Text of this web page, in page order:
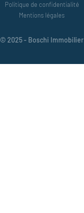
Politique de confidentialité
Mentions légales
© 2025 - Boschi Immobilier